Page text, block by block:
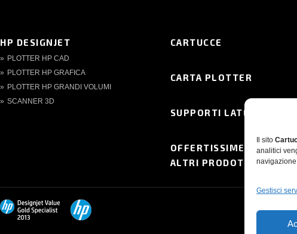
Il sito
analitici
Gestisci
HP DESIGNJET
PLOTTER HP CAD
PLOTTER HP GRAFICA
PLOTTER HP GRANDI VOLUMI
SCANNER 3D
CARTUCCE
CARTA PLOTTER
SUPPORTI LATEX
OFFERTISSIME
ALTRI PRODOTTI